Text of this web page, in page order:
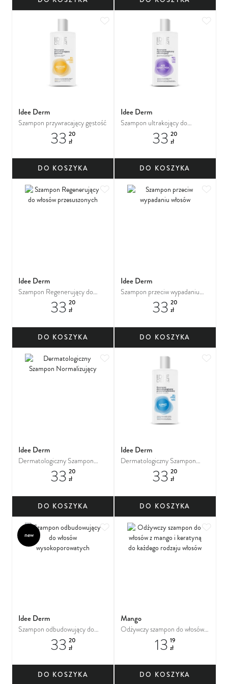
Idee Derm
Szampon przywracający gęstość
33 20
zł
DO KOSZYKA
Dodaj do ulubionych
Idee Derm
Szampon ultrakojący do
wrażliwej i swędzącej skóry
głowy z łuszczycą i AZS
33 20
zł
DO KOSZYKA
Idee Derm
Szampon Regenerujący do
włosów przesuszonych
33 20
zł
DO KOSZYKA
Dodaj do ulubionych
Idee Derm
Szampon przeciw wypadaniu
33 20
zł
DO KOSZYKA
Idee Derm
Dermatologiczny Szampon
Normalizujący33 20
zł
DO KOSZYKA
Dodaj do ulubionych
Idee Derm
Dermatologiczny Szampon
przeciwłupieżowy
33 20
zł
DO KOSZYKA
new
Idee Derm
Szampon odbudowujący do
włosów wysokoporowatych
33 20
zł
DO KOSZYKA
Dodaj do ulubionych
Mango
Odżywczy szampon do włosów z
mango i keratyną do każdego
rodzaju włosów13 19
zł
DO KOSZYKA